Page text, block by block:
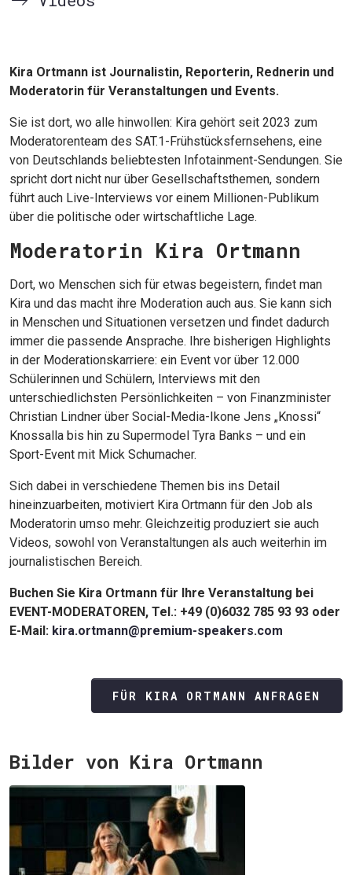
Kira Ortmann ist Journalistin, Reporterin, Rednerin und
Moderatorin für Veranstaltungen und Events.
Sie ist dort, wo alle hinwollen: Kira gehört seit 2023 zum
Moderatorenteam des SAT.1-Frühstücksfernsehens, eine
von Deutschlands beliebtesten Infotainment-Sendungen. Sie
spricht dort nicht nur über Gesellschaftsthemen, sondern
führt auch Live-Interviews vor einem Millionen-Publikum
über die politische oder wirtschaftliche Lage.
Moderatorin Kira Ortmann
Dort, wo Menschen sich für etwas begeistern, findet man
Kira und das macht ihre Moderation auch aus. Sie kann sich
in Menschen und Situationen versetzen und findet dadurch
immer die passende Ansprache. Ihre bisherigen Highlights
in der Moderationskarriere: ein Event vor über 12.000
Schülerinnen und Schülern, Interviews mit den
unterschiedlichsten Persönlichkeiten – von Finanzminister
Christian Lindner über Social-Media-Ikone Jens „Knossi“
Knossalla bis hin zu Supermodel Tyra Banks – und ein
Sport-Event mit Mick Schumacher.
Sich dabei in verschiedene Themen bis ins Detail
hineinzuarbeiten, motiviert Kira Ortmann für den Job als
Moderatorin umso mehr. Gleichzeitig produziert sie auch
Videos, sowohl von Veranstaltungen als auch weiterhin im
journalistischen Bereich.
Buchen Sie Kira Ortmann für Ihre Veranstaltung bei
EVENT-MODERATOREN, Tel.: +49 (0)6032 785 93 93 oder
E-Mail: kira.ortmann@premium-speakers.com
FÜR KIRA ORTMANN ANFRAGEN
Bilder von Kira Ortmann